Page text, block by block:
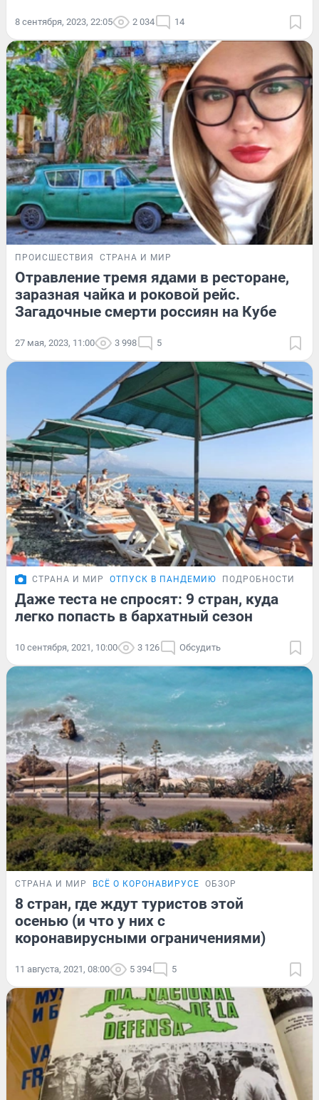
8 сентября, 2023, 22:05 2 034 14
ПРОИСШЕСТВИЯ СТРАНА И МИР
Отравление тремя ядами в ресторане,
заразная чайка и роковой рейс.
Загадочные смерти россиян на Кубе
27 мая, 2023, 11:00 3 998 5
СТРАНА И МИР ОТПУСК В ПАНДЕМИЮ ПОДРОБНОСТИ
Даже теста не спросят: 9 стран, куда
легко попасть в бархатный сезон
10 сентября, 2021, 10:00 3 126 Обсудить
СТРАНА И МИР ВСЁ О КОРОНАВИРУСЕ ОБЗОР
8 стран, где ждут туристов этой
осенью (и что у них с
коронавирусными ограничениями)
11 августа, 2021, 08:00 5 394 5